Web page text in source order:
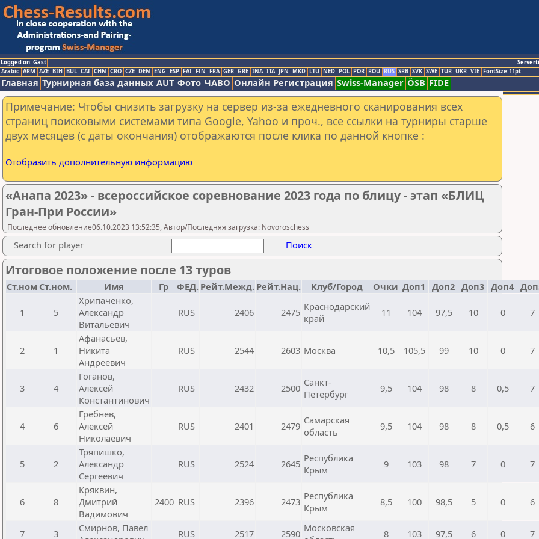
Logged on: Gast
Arabic ARM AZE BIH BUL CAT CHN CRO CZE DEN ENG ESP FAI FIN FRA GER GRE INA ITA JPN MKD LTU NED POL POR ROU RUS SRB SVK SWE TUR UKR VIE FontSize:11pt
Главная Турнирная база данных AUT Фото ЧАВО Онлайн Регистрация Swiss-Manager ÖSB FIDE
Примечание: Чтобы снизить загрузку на сервер из-за ежедневного сканирования всех
страниц поисковыми системами типа Google, Yahoo и проч., все ссылки на турниры старше
двух месяцев (с даты окончания) отображаются после клика по данной кнопке :
Отобразить дополнительную информацию
«Анапа 2023» - всероссийское соревнование 2023 года по блицу - этап «БЛИЦ
Гран-При России»
Последнее обновление06.10.2023 13:52:35, Автор/Последняя загрузка: Novoroschess
Search for player Поиск
Итоговое положение после 13 туров
Ст.ном Ст.ном. Имя Гр ФЕД. Рейт.Межд. Рейт.Нац. Клуб/Город Очки Доп1 Доп2 Доп3 Доп4
1 5
Хрипаченко,
Александр
Витальевич
RUS 2406 2475 Краснодарский
край
11 104 97,5 10 0 7
2 1
Афанасьев,
Никита
Андреевич
RUS 2544 2603 Москва 10,5 105,5 99 10 0 7
3 4
Гоганов,
Алексей
Константинович
RUS 2432 2500 Санкт-
Петербург
9,5 104 98 8 0,5 7
4 6
Гребнев,
Алексей
Николаевич
RUS 2401 2479 Самарская
область
9,5 104 98 8 0,5 6
5 2
Тряпишко,
Александр
Сергеевич
RUS 2524 2645 Республика
Крым
9 103 98 7 0 7
6 8
Кряквин,
Дмитрий
Вадимович
2400 RUS 2396 2473 Республика
Крым
8,5 100 98,5 5 0 6
7 3
Смирнов, Павел
RUS 2517 2590 Московская
8 103 97,5 6 0 7